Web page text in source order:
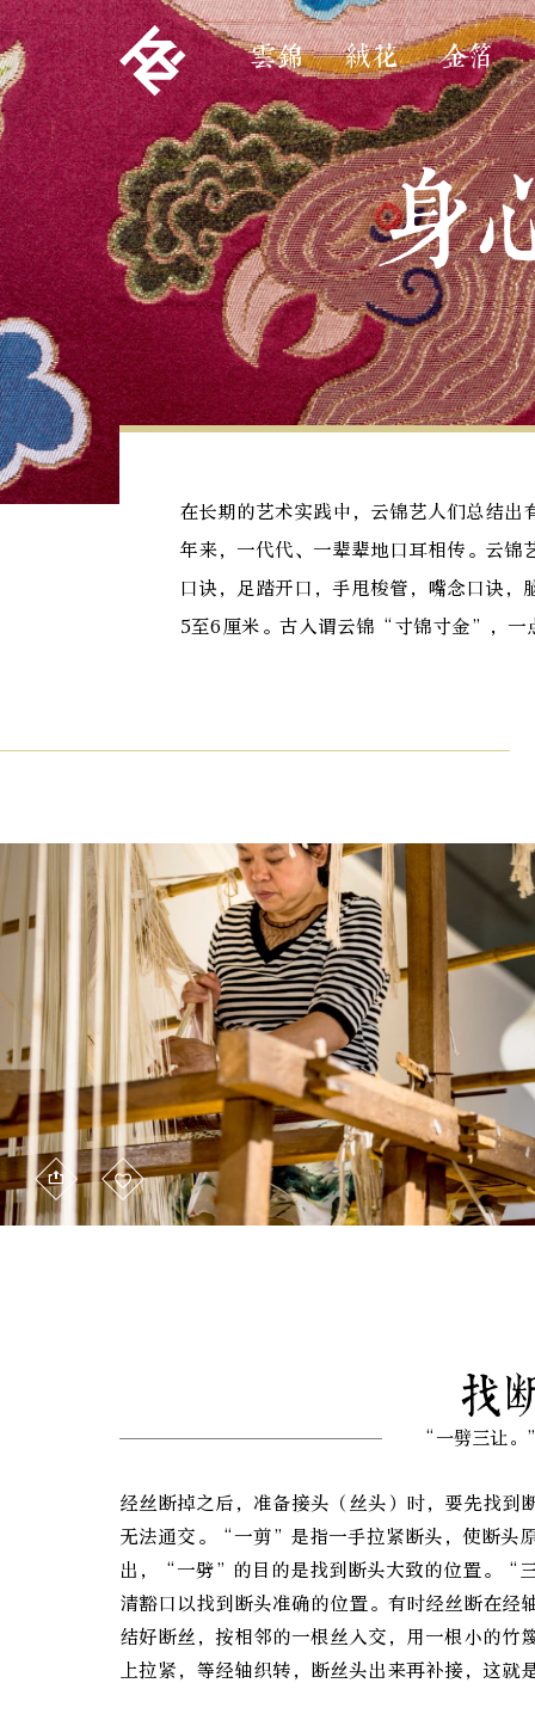
雲錦 絨花 金箔
身
在长期的艺术实践中，云锦艺人们总结出
年来，一代代、一辈辈地口耳相传。云锦
口诀，足踏开口，手甩梭管，嘴念口诀
5至6厘米。古入谓云锦“寸锦寸金”，一
找
“一劈三让
经丝断掉之后，准备接头（丝头）时，要先找到
无法通交。“一剪”是指一手拉紧断头，使断头
出，“一劈”的目的是找到断头大致的位置。“
清豁口以找到断头准确的位置。有时经丝断在经
结好断丝，按相邻的一根丝入交，用一根小的
上拉紧，等经轴织转，断丝头出来再补接，这